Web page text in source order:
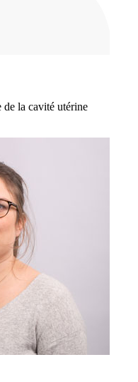
de la cavité utérine